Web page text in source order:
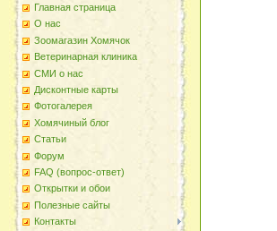
Главная страница
О наc
Зоомагазин Хомячок
Ветеринарная клиника
СМИ о нас
Дисконтные карты
Фотогалерея
Хомячиный блог
Статьи
Форум
FAQ (вопрос-ответ)
Открытки и обои
Полезные сайты
Контакты